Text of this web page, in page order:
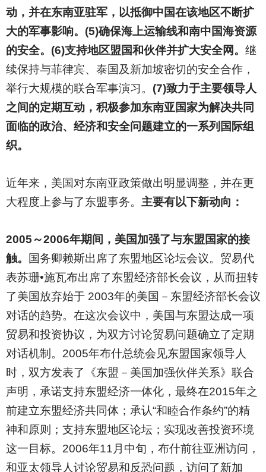
动，并在东南亚驻军，以抵御中国在该地区不断扩
大的军事影响。(5)确保海上运输线和南中国海资源
的安全。(6)支持地区盟国和伙伴并扩大安全网。 继
续保持与菲律宾、泰国及新加坡密切的安全合作，
举行大规模的联合军事演习。 (7)致力于主要领导人
之间的定期互动，积极参加东南亚国家为解决共同
面临的政治、经济和安全问题建立的一系列国际组
织。
近年来，美国对东南亚政策做出明显调整，并在更
大程度上参与了东盟事务。 主要有以下新动向：
2005 ～2006年期间，美国加强了与东盟国家的接
触。
国务卿赖斯出席了东盟地区论坛会议。贸易代
表苏珊•施瓦布出席了东盟经济部长会议，从而扭转
了美国放弃始于 2003年的美国－东盟经济部长会议
对话的趋势。在这次会议中，美国与东盟达成一项
贸易和投资协议，为双方讨论贸易问题确立了定期
对话机制。2005年布什总统会见东盟国家领导人
时，双方发表了《东盟－美国加强伙伴关系》联合
声明，承诺支持东盟经济一体化，最终在2015年之
前建立东盟经济共同体；承认“和睦合作条约”的精
神和原则；支持东盟地区论坛；实现改善投资环境
这一目标。2006年11月中旬，布什前往亚洲访问，
和亚太领导人讨论贸易和反恐问题，访问了新加